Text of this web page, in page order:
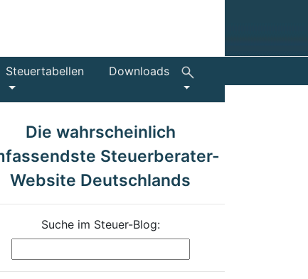
Steuertabellen Downloads
Die wahrscheinlich
Steuerberater-
Website Deutschlands
Suche im Steuer-Blog: